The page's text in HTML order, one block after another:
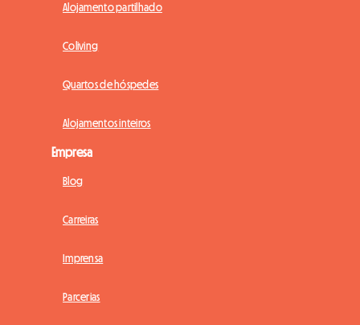
Alojamento partilhado
Coliving
Quartos de hóspedes
Alojamentos inteiros
Empresa
Blog
Carreiras
Imprensa
Parcerias